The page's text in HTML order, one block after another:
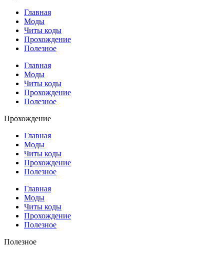
Главная
Моды
Читы коды
Прохождение
Полезное
Главная
Моды
Читы коды
Прохождение
Полезное
Прохождение
Главная
Моды
Читы коды
Прохождение
Полезное
Главная
Моды
Читы коды
Прохождение
Полезное
Полезное